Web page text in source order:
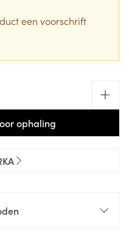
een voorschrift
ophaling